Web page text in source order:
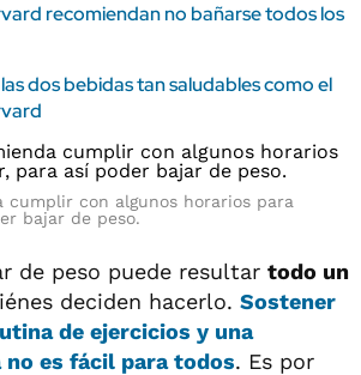
recomiendan no bañarse todos los
dos bebidas tan saludables como el
cumplir con algunos horarios para
bajar de peso.
de peso puede resultar todo un
deciden hacerlo. Sostener
de ejercicios y una
no es fácil para todos. Es por